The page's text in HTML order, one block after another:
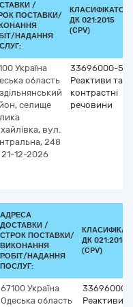
/
ПОСТАВКИ/
НАДАННЯ
КЛАСИФІКАТОР
ДК 021:2015
(CPV)
Україна
область
селище
вул.
248
21-12-2026
33696000-5
Реактиви та
контрастні
речовини
АДРЕСА
ДОСТАВКИ /
СТРОК ПОСТАВКИ/
ВИКОНАННЯ
РОБІТ/НАДАННЯ
ПОСЛУГ:
ДК 021:2015
(CPV)
67100 Україна
Одеська область
33696000-
Реактиви